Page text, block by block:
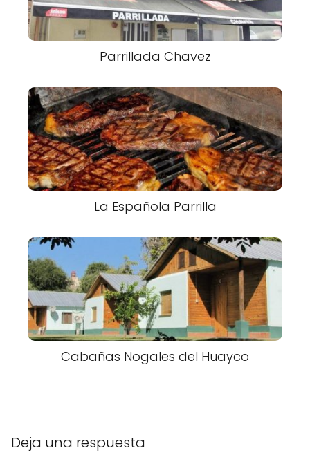
Parrillada Chavez
La Española Parrilla
Cabañas Nogales del Huayco
Deja una respuesta